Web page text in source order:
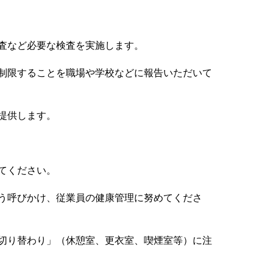
ど必要な検査を実施します。
することを職場や学校などに報告いただいて
します。
ださい。
びかけ、従業員の健康管理に努めてくださ
替わり」（休憩室、更衣室、喫煙室等）に注